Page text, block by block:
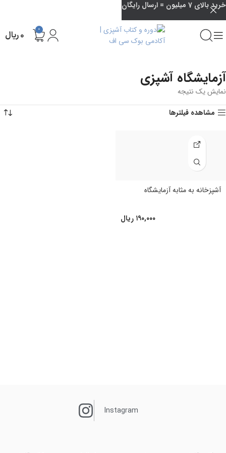
0 ۰ریال
آزمایشگاه آشپزی
نمایش یک نتیجه
مشاهده فیلترها
آشپزخانه به مثابه آزمایشگاه
۱۹۰,۰۰۰ ریال
Instagram
خرید بالای 7 میلیون = ارسال رایگان